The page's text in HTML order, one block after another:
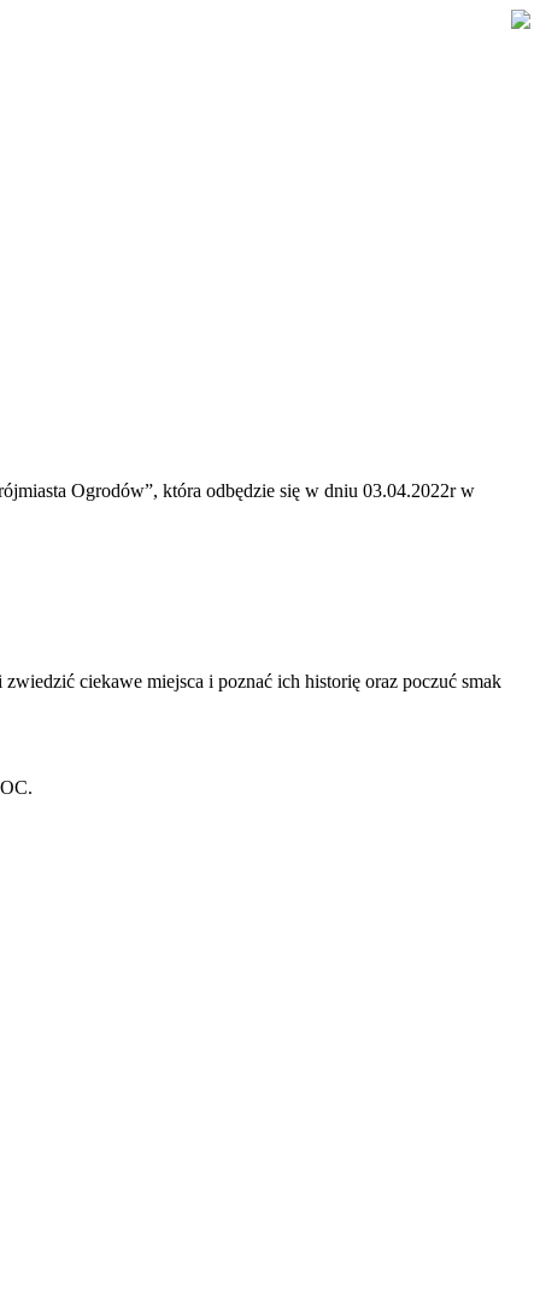
Ogrodów”, która odbędzie się w dniu 03.04.2022r w
ciekawe miejsca i poznać ich historię oraz poczuć smak